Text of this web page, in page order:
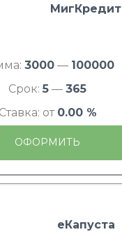
МигКредит
3000— 100000
Срок: 5 — 365
Ставка: от 0.00 %
ОФОРМИТЬ
еКапуста